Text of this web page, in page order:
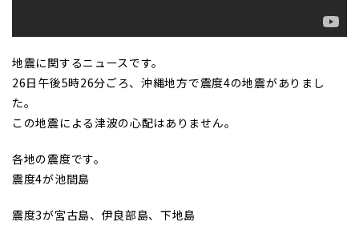
地震に関するニュースです。
26日午後5時26分ごろ、沖縄地方で震度4の地震がありまし
た。
この地震による津波の心配はありません。
各地の震度です。
震度4が池間島
震度3が宮古島、伊良部島、下地島